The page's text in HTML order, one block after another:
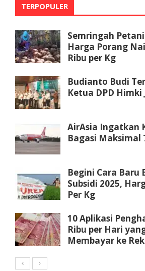
TERPOPULER
Semringah
Harga Porang
Ribu per Kg
Budianto Budi
Ketua DPD Himki
AirAsia Ingatkan
Bagasi Maksimal
Begini Cara Baru
Subsidi 2025,
Per Kg
10 Aplikasi
Ribu per Hari
Membayar ke